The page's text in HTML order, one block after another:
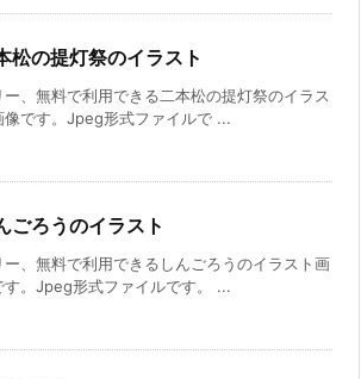
松の提灯祭のイラスト
ー、無料で利用できる二本松の提灯祭のイラス
像です。Jpeg形式ファイルで ...
ごろうのイラスト
ー、無料で利用できるしんごろうのイラスト画
す。Jpeg形式ファイルです。 ...